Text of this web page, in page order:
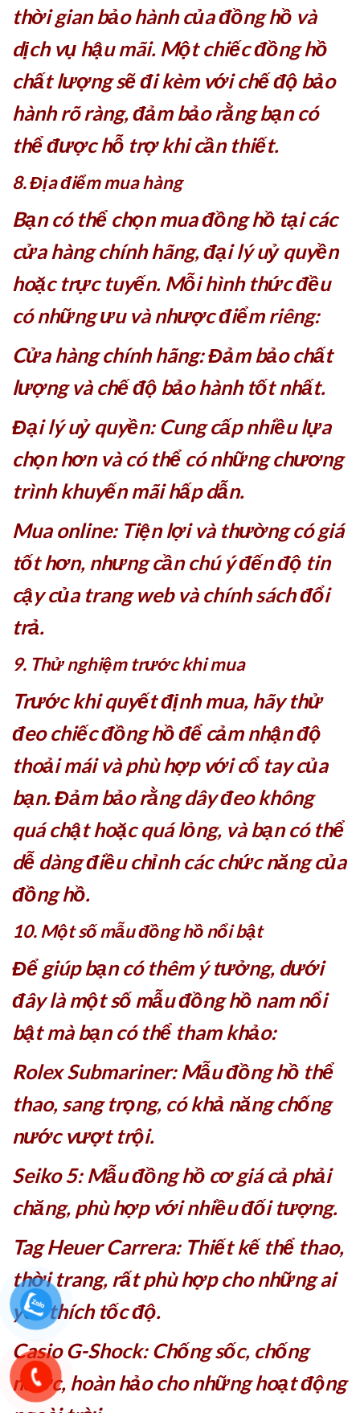
thời gian bảo hành của đồng hồ và
dịch vụ hậu mãi. Một chiếc đồng hồ
chất lượng sẽ đi kèm với chế độ bảo
hành rõ ràng, đảm bảo rằng bạn có
thể được hỗ trợ khi cần thiết.
8. Địa điểm mua hàng
Bạn có thể chọn mua đồng hồ tại các
cửa hàng chính hãng, đại lý uỷ quyền
hoặc trực tuyến. Mỗi hình thức đều
có những ưu và nhược điểm riêng:
Cửa hàng chính hãng: Đảm bảo chất
lượng và chế độ bảo hành tốt nhất.
Đại lý uỷ quyền: Cung cấp nhiều lựa
chọn hơn và có thể có những chương
trình khuyến mãi hấp dẫn.
Mua online: Tiện lợi và thường có giá
tốt hơn, nhưng cần chú ý đến độ tin
cậy của trang web và chính sách đổi
trả.
9. Thử nghiệm trước khi mua
Trước khi quyết định mua, hãy thử
đeo chiếc đồng hồ để cảm nhận độ
thoải mái và phù hợp với cổ tay của
bạn. Đảm bảo rằng dây đeo không
quá chật hoặc quá lỏng, và bạn có thể
dễ dàng điều chỉnh các chức năng của
đồng hồ.
10. Một số mẫu đồng hồ nổi bật
Để giúp bạn có thêm ý tưởng, dưới
đây là một số mẫu đồng hồ nam nổi
bật mà bạn có thể tham khảo:
Rolex Submariner: Mẫu đồng hồ thể
thao, sang trọng, có khả năng chống
nước vượt trội.
Seiko 5: Mẫu đồng hồ cơ giá cả phải
chăng, phù hợp với nhiều đối tượng.
Tag Heuer Carrera: Thiết kế thể thao,
thời trang, rất phù hợp cho những ai
yêu thích tốc độ.
Casio G-Shock: Chống sốc, chống
nước, hoàn hảo cho những hoạt động